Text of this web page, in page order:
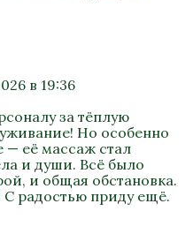
в 19:36
за тёплую
Но особенно
— её массаж стал
и души. Всё было
и общая обстановка.
радостью приду ещё.